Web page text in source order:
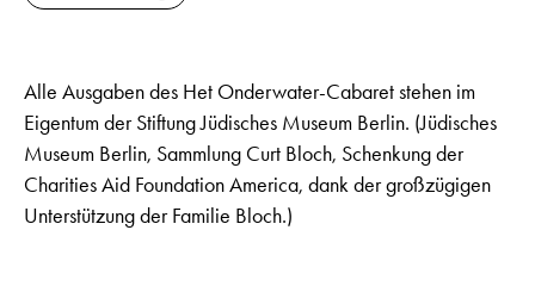
Alle Ausgaben des Het Onderwater-Cabaret stehen im
Eigentum der Stiftung Jüdisches Museum Berlin. (Jüdisches
Museum Berlin, Sammlung Curt Bloch, Schenkung der
Charities Aid Foundation America, dank der großzügigen
Unterstützung der Familie Bloch.)